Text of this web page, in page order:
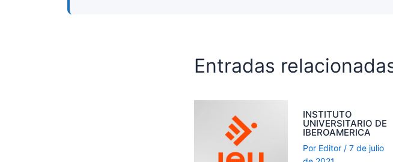
Entradas
INSTITUTO
UNIVERSITARIO DE
IBEROAMERICA
Por Editor / 7 de julio